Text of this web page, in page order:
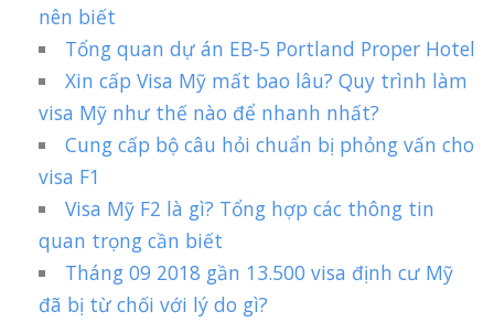
nên biết
Tổng quan dự án EB-5 Portland Proper Hotel
Xin cấp Visa Mỹ mất bao lâu? Quy trình làm
visa Mỹ như thế nào để nhanh nhất?
Cung cấp bộ câu hỏi chuẩn bị phỏng vấn cho
visa F1
Visa Mỹ F2 là gì? Tổng hợp các thông tin
quan trọng cần biết
Tháng 09 2018 gần 13.500 visa định cư Mỹ
đã bị từ chối với lý do gì?